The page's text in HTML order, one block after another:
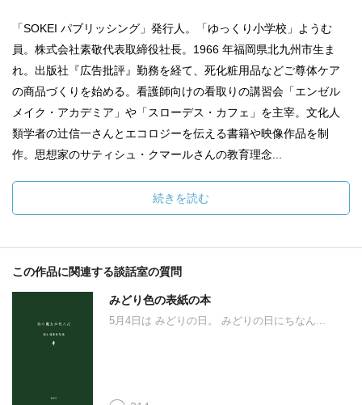
「SOKEI パブリッシング」発行人。「ゆっくり小学校」ようむ
員。株式会社素敬代表取締役社長。1966 年福岡県北九州市生ま
れ。出版社『広告批評』勤務を経て、死化粧用品などご尊体ケア
の商品づくりを始める。看護師向けの看取りの講習会「エンゼル
メイク・アカデミア」や「スローデス・カフェ」を主宰。文化人
類学者の辻信一さんとエコロジーを伝える書籍や映像作品を制
作。思想家のサティシュ・クマールさんの教育理念...
続きを読む
この作品に関連する談話室の質問
みどり色の表紙の本
5月4日は みどりの日。 みどりの日にちなん...